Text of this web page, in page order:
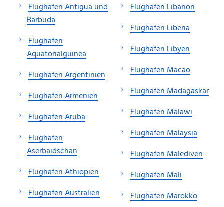
Flughäfen Antigua und
Barbuda
Flughäfen
Äquatorialguinea
Flughäfen Argentinien
Flughäfen Armenien
Flughäfen Aruba
Flughäfen
Aserbaidschan
Flughäfen Äthiopien
Flughäfen Australien
Flughäfen Libanon
Flughäfen Liberia
Flughäfen Libyen
Flughäfen Macao
Flughäfen Madagaskar
Flughäfen Malawi
Flughäfen Malaysia
Flughäfen Malediven
Flughäfen Mali
Flughäfen Marokko